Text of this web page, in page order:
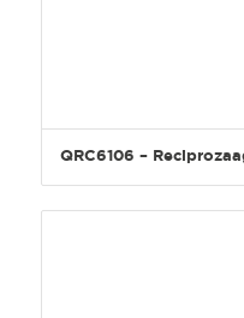
QRC6106 –